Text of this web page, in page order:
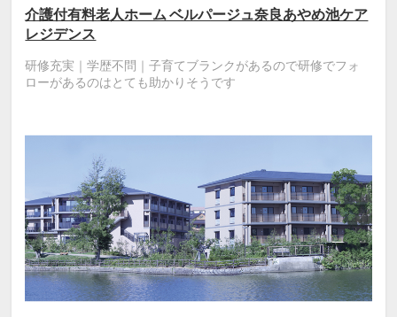
介護付有料老人ホーム ベルパージュ奈良あやめ池ケア
レジデンス
研修充実｜学歴不問｜子育てブランクがあるので研修でフォ
ローがあるのはとても助かりそうです